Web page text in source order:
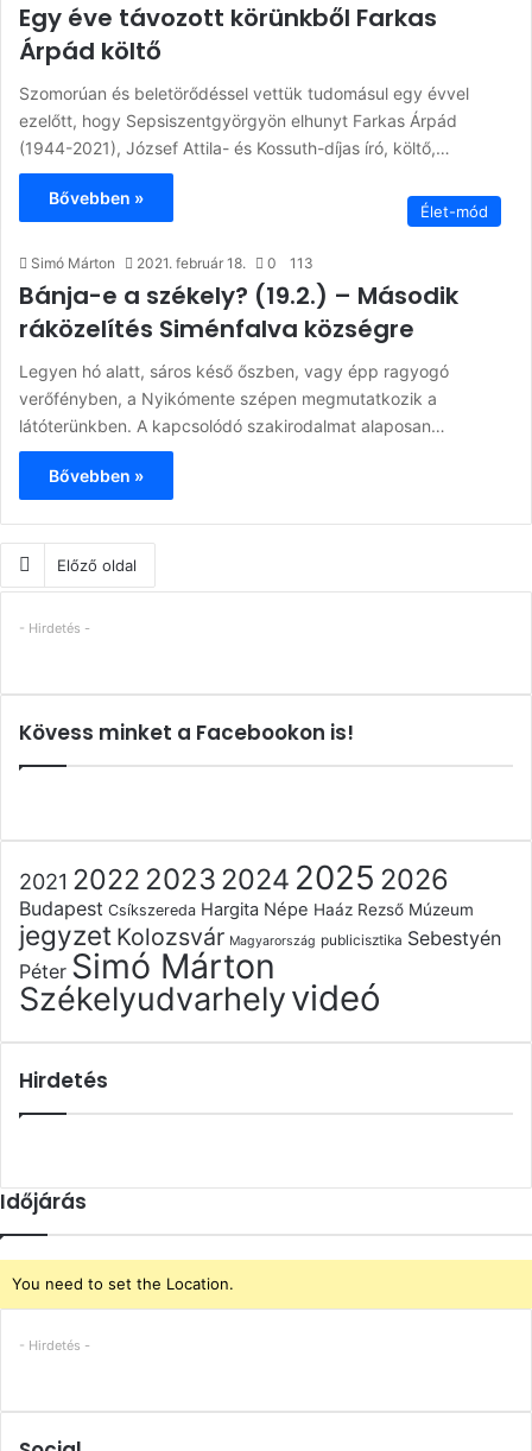
Egy éve távozott körünkből Farkas
Árpád költő
Szomorúan és beletörődéssel vettük tudomásul egy évvel
ezelőtt, hogy Sepsiszentgyörgyön elhunyt Farkas Árpád
(1944-2021), József Attila- és Kossuth-díjas író, költő,…
Bővebben »
Élet-mód
Simó Márton 2021. február 18. 0 113
Bánja-e a székely? (19.2.) – Második
ráközelítés Siménfalva községre
Legyen hó alatt, sáros késő őszben, vagy épp ragyogó
verőfényben, a Nyikómente szépen megmutatkozik a
látóterünkben. A kapcsolódó szakirodalmat alaposan…
Bővebben »
Előző oldal
- Hirdetés -
Kövess minket a Facebookon is!
2021 2022 2023 2024 2025 2026
Budapest Csíkszereda Hargita Népe Haáz Rezső Múzeum
jegyzet Kolozsvár Magyarország publicisztika Sebestyén
Péter Simó Márton
Székelyudvarhelyvideó
Hirdetés
Időjárás
You need to set the Location.
- Hirdetés -